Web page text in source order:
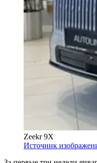
Zeekr 9X
Источник